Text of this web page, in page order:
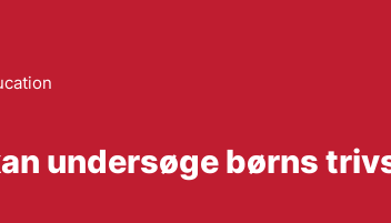
undersøge børns